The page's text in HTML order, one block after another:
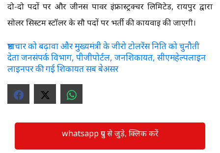
दो-दो पदों पर और जीनस पावर इंफ्रास्ट्रक्चर लिमिटेड, रायपुर द्वारा
सोलर सिस्टम स्टॉलर के सौ पदों पर भर्ती की कार्यवाई की जाएगी।
भ्रष्टाचार को बढ़ावा और मुख्यमंत्री के जीरो टोलरेंस निति को चुनौती
देता जनसंपर्क विभाग, पीजीपोर्टल, जनशिकायत, सीएमहेल्पलाइन
लाइनपर की गई शिकायत सब बेअसर
whatsapp ग्रुप से जुड़े, क्लिक करें